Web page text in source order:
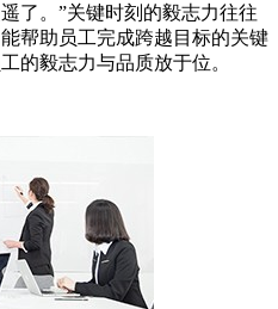
了。”关键时刻的毅志力往往
帮助员工完成跨越目标的关键
的毅志力与品质放于位。